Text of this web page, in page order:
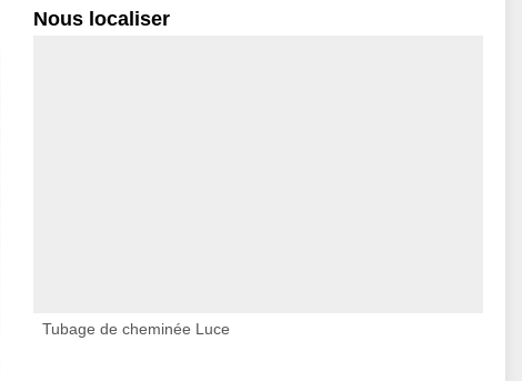
Nous localiser
Tubage de cheminée Luce